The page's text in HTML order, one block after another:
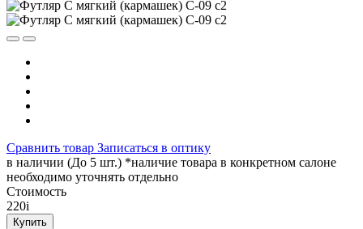
Сравнить товар Записаться в оптику
в наличии (До 5 шт.) *наличие товара в конкретном салоне
необходимо уточнять отдельно
Стоимость
220i
Купить